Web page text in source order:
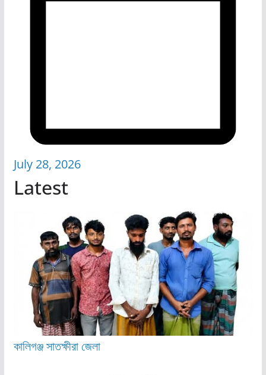
July 28, 2026
Latest
কালিগঞ্জসাতক্ষীরা জেলা